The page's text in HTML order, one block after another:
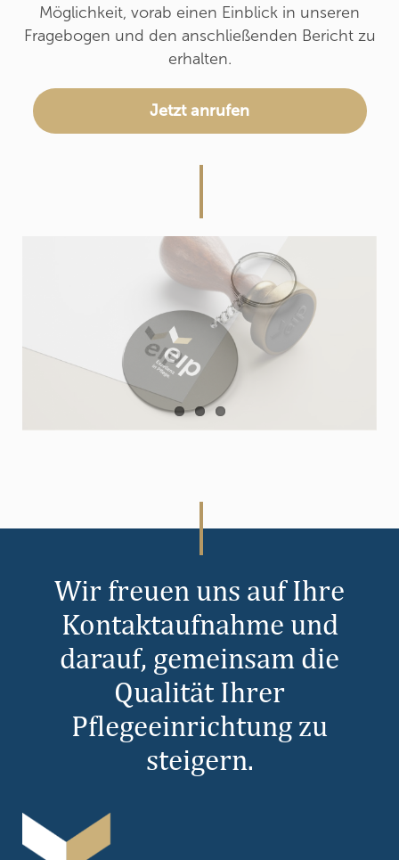
Möglichkeit, vorab einen Einblick in unseren
Fragebogen und den anschließenden Bericht zu
erhalten.
Jetzt anrufen
Wir freuen uns auf Ihre
Kontaktaufnahme und
darauf, gemeinsam die
Qualität Ihrer
Pflegeeinrichtung zu
steigern.